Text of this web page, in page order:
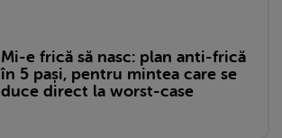
Mi-e frică să nasc: plan anti-frică
în 5 pași, pentru mintea care se
duce direct la worst-case